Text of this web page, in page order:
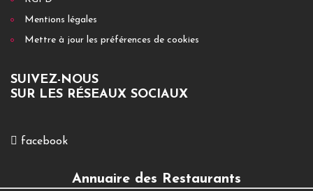
Mentions légales
Mettre à jour les préférences de cookies
SUIVEZ-NOUS
SUR LES RÉSEAUX SOCIAUX
facebook
Annuaire des Restaurants